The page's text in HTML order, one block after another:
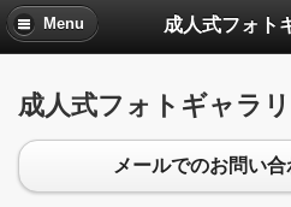
Menu 成人式フォト
成人式フォトギャラ
メールでのお問い